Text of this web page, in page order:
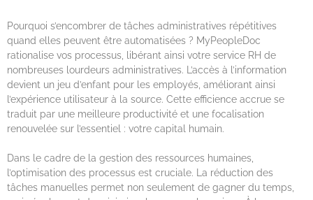
Pourquoi s’encombrer de tâches administratives répétitives
quand elles peuvent être automatisées ? MyPeopleDoc
rationalise vos processus, libérant ainsi votre service RH de
nombreuses lourdeurs administratives. L’accès à l’information
devient un jeu d’enfant pour les employés, améliorant ainsi
l’expérience utilisateur à la source. Cette efficience accrue se
traduit par une meilleure productivité et une focalisation
renouvelée sur l’essentiel : votre capital humain.
Dans le cadre de la gestion des ressources humaines,
l’optimisation des processus est cruciale. La réduction des
tâches manuelles permet non seulement de gagner du temps,